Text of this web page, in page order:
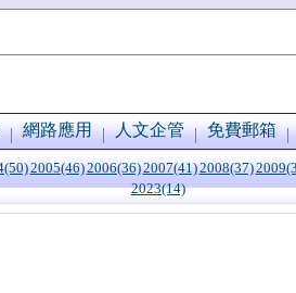
網路應用 人文企管 免費郵箱
2005(46)2006(36)2007(41)2008(37)
2023(14)